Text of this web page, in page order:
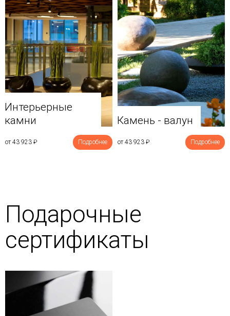
Интерьерные
камни
от 43 923 ₽ Подробнее
Камень - валун
от 43 923 ₽ Подробнее
Подарочные
сертификаты